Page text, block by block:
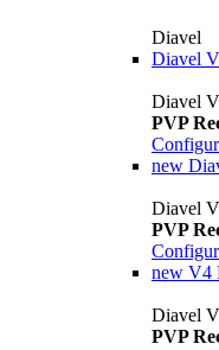
Diavel
Diavel
Diavel
PVP
new
Diavel
PVP
new V4
Diavel
PVP